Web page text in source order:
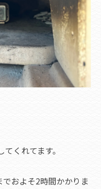
くれてます。
およそ2時間かかりま